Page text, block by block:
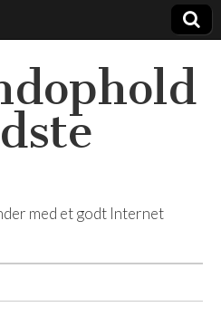
med et godt Internet